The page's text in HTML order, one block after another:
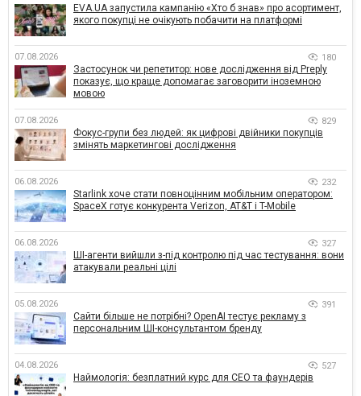
EVA.UA запустила кампанію «Хто б знав» про асортимент,
якого покупці не очікують побачити на платформі
07.08.2026 180
Застосунок чи репетитор: нове дослідження від Preply
показує, що краще допомагає заговорити іноземною
мовою
07.08.2026 829
Фокус-групи без людей: як цифрові двійники покупців
змінять маркетингові дослідження
06.08.2026 232
Starlink хоче стати повноцінним мобільним оператором:
SpaceX готує конкурента Verizon, AT&T і T-Mobile
06.08.2026 327
ШІ-агенти вийшли з-під контролю під час тестування: вони
атакували реальні цілі
05.08.2026 391
Сайти більше не потрібні? OpenAI тестує рекламу з
персональним ШІ-консультантом бренду
04.08.2026 527
Наймологія: безплатний курс для CEO та фаундерів